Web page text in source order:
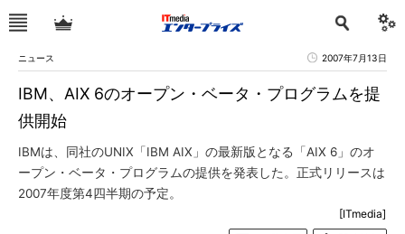
ニュース 2007年7月13日
IBM、AIX 6のオープン・ベータ・プログラムを提
供開始
IBMは、同社のUNIX「IBM AIX」の最新版となる「AIX 6」のオ
ープン・ベータ・プログラムの提供を発表した。正式リリースは
2007年度第4四半期の予定。
[ITmedia]